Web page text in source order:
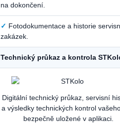
na dokončení.
✓ Fotodokumentace a historie
zakázek.
Technický průkaz a kontrola
Digitální technický průkaz, servisní
a výsledky technických kontrol
bezpečně uložené v aplikaci.